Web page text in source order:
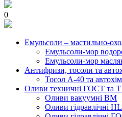
0
Емульсоли – мастильно-
Емульсоли-мор
Емульсоли-мор
Антифризи, тосоли та
Тосол А-40 та
Оливи техничні ГОСТ та
Оливи вакуумні ВМ
Оливи гідравлічні